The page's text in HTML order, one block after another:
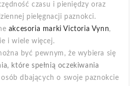
czasu i pieniędzy oraz
pielęgnacji paznokci.
akcesoria marki Victoria Vynn,
i wiele więcej.
być pewnym, że wybiera się
które spełnią oczekiwania
osób dbających o swoje paznokcie